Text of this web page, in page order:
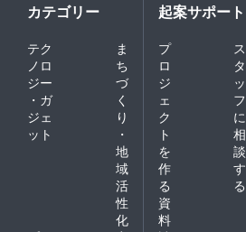
カテゴリー
テク
ノロ
ジー
・ガ
ジェ
ット
ま
ち
づ
く
り
・
地
域
活
性
化
起案サポート
プ
ロ
ジ
ェ
ク
ト
を
作
る
ス
タ
ッ
フ
に
相
談
す
る
資
料